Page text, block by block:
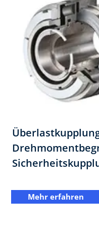
Mehr erfahren